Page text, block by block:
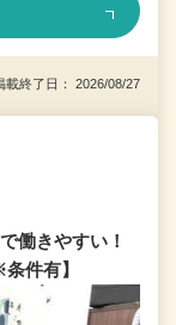
終了日： 2026/08/27
働きやすい！
件有】